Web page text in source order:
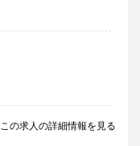
この求人の詳細情報を見る